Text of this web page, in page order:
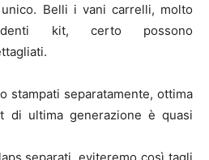
Belli i vani carrelli, molto
kit, certo possono
stampati separatamente, ottima
di ultima generazione è quasi